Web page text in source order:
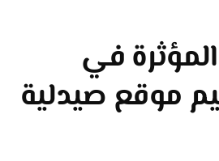
في
موقع صيدلية